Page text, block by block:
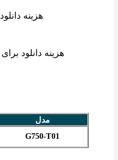
هزینه دانلود
هزینه دانلود برای
مدل
G750-T01